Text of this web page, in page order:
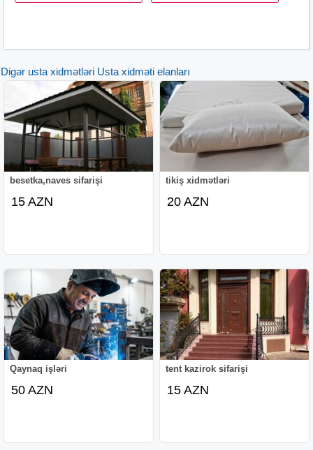
Digər usta xidmətləri Usta xidməti elanları
besetka,naves sifarişi
15 AZN
tikiş xidmətləri
20 AZN
Qaynaq işləri
50 AZN
tent kazirok sifarişi
15 AZN